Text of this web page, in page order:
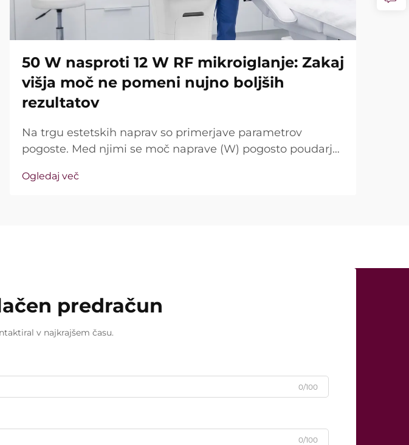
50 W nasproti 12 W RF mikroiglanje: Zakaj
višja moč ne pomeni nujno boljših
rezultatov
Na trgu estetskih naprav so primerjave parametrov
pogoste. Med njimi se moč naprave (W) pogosto poudarja
resničnost precej drugačna. V mnogih primerih tako
Ogledaj več
predračun
v najkrajšem času.
0/100
0/100